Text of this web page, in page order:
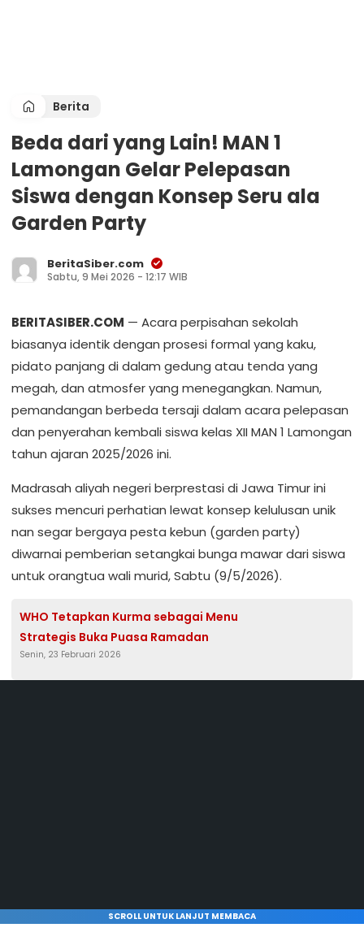
Berita
Beda dari yang Lain! MAN 1
Lamongan Gelar Pelepasan
Siswa dengan Konsep Seru ala
Garden Party
BeritaSiber.com
Sabtu, 9 Mei 2026 - 12:17 WIB
BERITASIBER.COM — Acara perpisahan sekolah
biasanya identik dengan prosesi formal yang kaku,
pidato panjang di dalam gedung atau tenda yang
megah, dan atmosfer yang menegangkan. Namun,
pemandangan berbeda tersaji dalam acara pelepasan
dan penyerahan kembali siswa kelas XII MAN 1 Lamongan
tahun ajaran 2025/2026 ini.
Madrasah aliyah negeri berprestasi di Jawa Timur ini
sukses mencuri perhatian lewat konsep kelulusan unik
nan segar bergaya pesta kebun (garden party)
diwarnai pemberian setangkai bunga mawar dari siswa
untuk orangtua wali murid, Sabtu (9/5/2026).
WHO Tetapkan Kurma sebagai Menu
Strategis Buka Puasa Ramadan
Senin, 23 Februari 2026
SCROLL UNTUK LANJUT MEMBACA